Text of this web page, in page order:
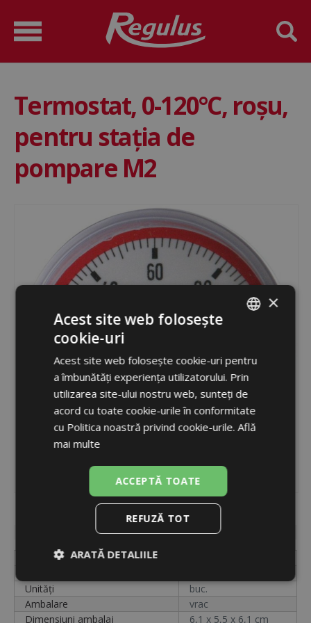
Termostat, 0-120°C, roşu,
pentru stația de
pompare M2
9575
indisponibil
Etichetă
Unități
buc.
Ambalare
vrac
Dimensiuni ambalaj
6,1 x 5,5 x 6,1 cm
ENGLISH
×
Acest site web folosește
cookie-uri
Acest site web folosește cookie-uri pentru
a îmbunătăți experiența utilizatorului. Prin
utilizarea site-ului nostru web, sunteți de
acord cu toate cookie-urile în conformitate
cu Politica noastră privind cookie-urile. Află
mai multe
ACCEPTĂ TOATE
REFUZĂ TOT
ARATĂ DETALIILE
Strict
necesare
De
performanță
De
targetare